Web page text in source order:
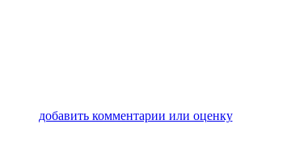
добавить комментарии или оценку